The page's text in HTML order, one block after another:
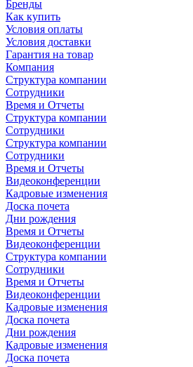
Бренды
Как купить
Условия оплаты
Условия доставки
Гарантия на товар
Компания
Структура компании
Сотрудники
Время и Отчеты
Структура компании
Сотрудники
Структура компании
Сотрудники
Время и Отчеты
Видеоконференции
Кадровые изменения
Доска почета
Дни рождения
Время и Отчеты
Видеоконференции
Структура компании
Сотрудники
Время и Отчеты
Видеоконференции
Кадровые изменения
Доска почета
Дни рождения
Кадровые изменения
Доска почета